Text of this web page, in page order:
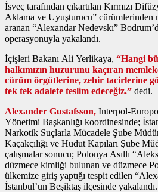
İsveç tarafından çıkartılan Kırmızı
Aklama ve Uyuşturucu” cürümlerinden
aranan “Alexandar Nedevskı”
operasyonuyla yakalandı.
İçişleri Bakanı Ali Yerlikaya, “Hangi
halkımızın huzurunu kaçıran
cürüm örgütlerine, zehir tacirlerine
tek tek adalete teslim edeceğiz.” dedi.
Alexander Gustafsson, Interpol-
Yönetimi Başkanlığı koordinesinde;
Narkotik Suçlarla Mücadele Şube
Kaçakçılığı ve Hudut Kapıları Şube
çalışmalar sonucu; Polonya Asıllı
düzmece kimliği bulunan ve düzmece
ülkemize giriş yaptığı tespit edilen
İstanbul’un Beşiktaş ilçesinde yakalandı.